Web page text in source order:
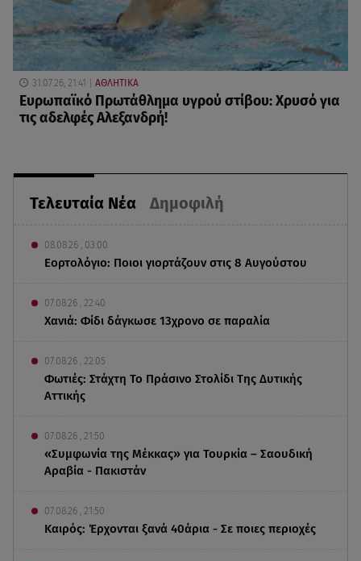
Τελευταία Νέα Δημοφιλή
08.08.26 , 03:00
Εορτολόγιο: Ποιοι γιορτάζουν στις 8 Αυγούστου
07.08.26 , 22:40
Χανιά: Φίδι δάγκωσε 13χρονο σε παραλία
07.08.26 , 22:05
Φωτιές: Στάχτη Το Πράσινο Στολίδι Της Δυτικής
Αττικής
07.08.26 , 21:50
«Συμφωνία της Μέκκας» για Τουρκία – Σαουδική
Αραβία - Πακιστάν
07.08.26 , 21:50
Καιρός: Έρχονται ξανά 40άρια - Σε ποιες περιοχές
31.07.26, 21:41 ΑΘΛΗΤΙΚΑ
Ευρωπαϊκό Πρωτάθλημα υγρού στίβου: Χρυσό για
τις αδελφές Αλεξανδρή!